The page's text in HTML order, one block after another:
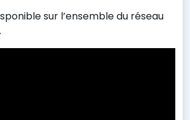
sur l’ensemble du réseau